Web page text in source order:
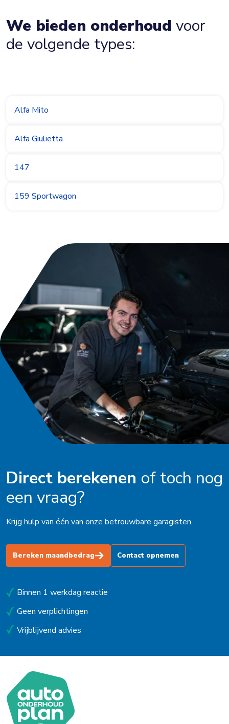
We bieden onderhoud voor
de volgende types:
Alfa Mito
Alfa Giulietta
147
159 Sportwagon
Direct berekenen of toch nog
een vraag?
Krijg hulp van één van onze betrouwbare garagisten.
Bereken maandbedrag Contact opnemen
Binnen 1 werkdag reactie
Geen verplichtingen
Vrijblijvend advies